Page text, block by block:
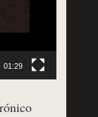
01:29